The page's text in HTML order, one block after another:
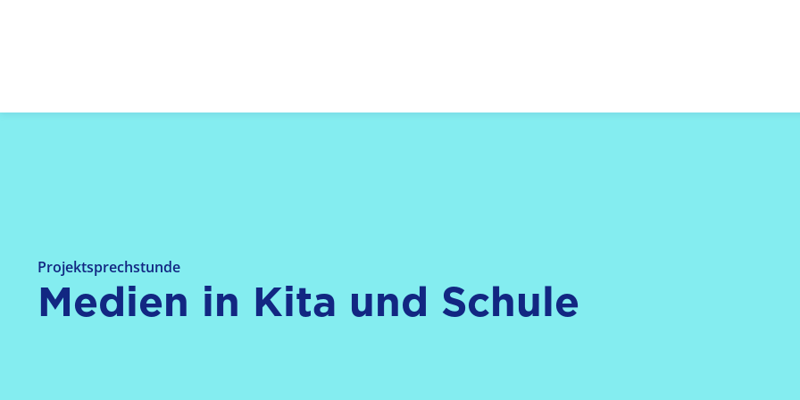
Projektsprechstunde
Medien in Kita und Schule